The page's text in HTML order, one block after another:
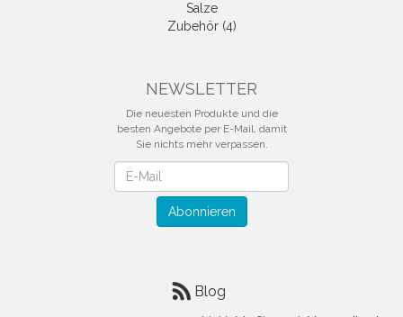
Salze
Zubehör (4)
NEWSLETTER
Die neuesten Produkte und die
besten Angebote per E-Mail, damit
Sie nichts mehr verpassen.
Abonnieren
Blog